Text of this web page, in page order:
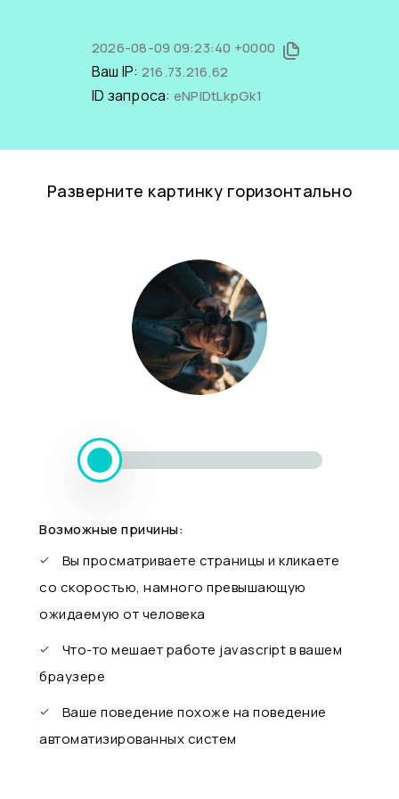
2026-08-09 09:23:40 +0000
Ваш IP: 216.73.216.62
ID запроса: eNPIDtLkpGk1
Разверните картинку горизонтально
Возможные причины:
Вы просматриваете страницы и кликаете
со скоростью, намного превышающую
ожидаемую от человека
Что-то мешает работе javascript в вашем
браузере
Ваше поведение похоже на поведение
автоматизированных систем